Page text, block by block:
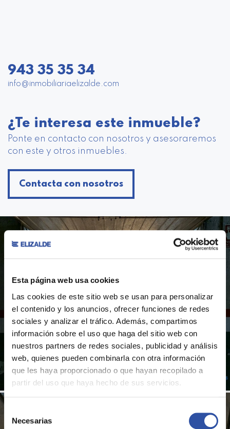
Esta página web usa cookies
Las cookies de este sitio web se usan para personalizar
el contenido y los anuncios, ofrecer funciones de redes
sociales y analizar el tráfico. Además, compartimos
información sobre el uso que haga del sitio web con
nuestros partners de redes sociales, publicidad y análisis
web, quienes pueden combinarla con otra información
que les haya proporcionado o que hayan recopilado a
partir del uso que haya hecho de sus servicios.
Necesarias
¿Te interesa este inmueble?
Ponte en contacto con nosotros y asesoraremos
con este y otros inmuebles.
Contacta con nosotros
943 35 35 34
info@inmobiliariaelizalde.com